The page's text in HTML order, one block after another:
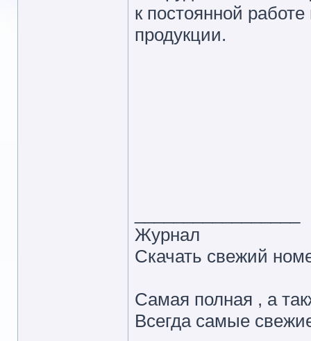
к постоянной
продукции.
Журнал
Скачать свежий
Самая полная , а
Всегда самые